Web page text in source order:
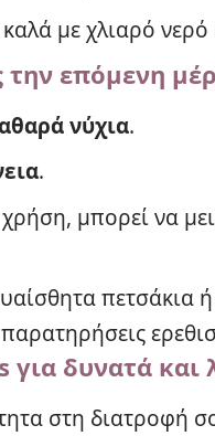
με χλιαρό
την επόμενη
νύχια.
.
μπορεί να
δυνατά και
στη διατροφή